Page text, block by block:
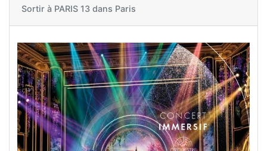
Sortir à PARIS 13 dans Paris